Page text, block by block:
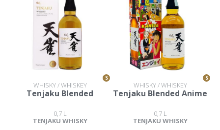
S
WHISKY / WHISKEY
Tenjaku Blended
0,7 L
TENJAKU WHISKY
S
WHISKY / WHISKEY
Tenjaku Blended Anime
0,7 L
TENJAKU WHISKY